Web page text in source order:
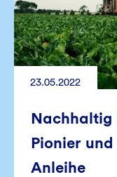
23.05.2022
Nachhaltig
Pionier
Anleihe